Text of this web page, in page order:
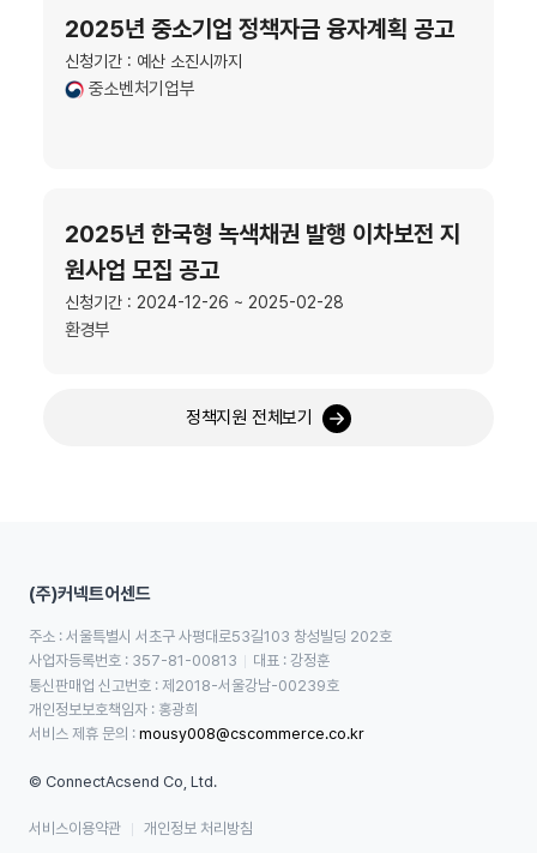
2025년 중소기업 정책자금 융자계획 공고
신청기간 : 예산 소진시까지
중소벤처기업부
2025년 한국형 녹색채권 발행 이차보전 지
원사업 모집 공고
신청기간 : 2024-12-26 ~ 2025-02-28
환경부
정책지원 전체보기
(주)커넥트어센드
주소 : 서울특별시 서초구 사평대로53길103 창성빌딩 202호
사업자등록번호 : 357-81-00813
대표 : 강정훈
통신판매업 신고번호 : 제2018-서울강남-00239호
개인정보보호책임자 : 홍광희
서비스 제휴 문의 : mousy008@cscommerce.co.kr
© ConnectAcsend Co, Ltd.
서비스이용약관 개인정보 처리방침